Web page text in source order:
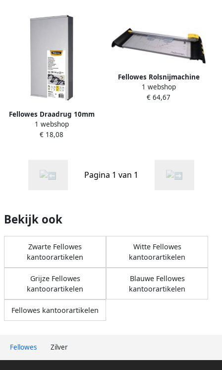
Fellowes Zilver
Fellowes Draadrug 10mm
34-rings A4 zilver 100 stuks
1 webshop
€ 18,08
Fellowes Rolsnijmachine
Proton A3
1 webshop
€ 64,67
Pagina 1 van 1
Bekijk ook
Zwarte Fellowes
kantoorartikelen
Witte Fellowes
kantoorartikelen
Grijze Fellowes
kantoorartikelen
Blauwe Fellowes
kantoorartikelen
Fellowes kantoorartikelen